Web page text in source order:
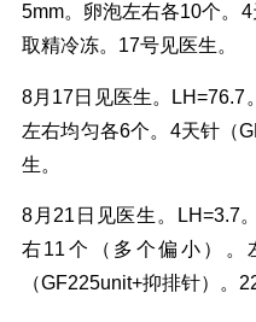
5mm。卵泡左右各10个。
取精冷冻。17号见医生。
8月17日见医生。LH=76.7
左右均匀各6个。4天针（
生。
8月21日见医生。LH=3.7
右11个（多个偏小）
（GF225unit+抑排针）。